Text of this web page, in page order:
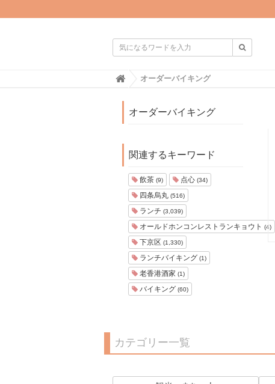
H
オーダーバイキング
オーダーバイキング
関連するキーワード
飲茶 (9) 点心 (34)
四条烏丸 (516)
ランチ (3,039)
オールドホンコンレストランキョウト (4)
下京区 (1,330)
ランチバイキング (1)
老香港酒家 (1)
バイキング (60)
カテゴリー一覧